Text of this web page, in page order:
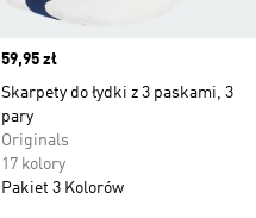
Price
59,95 zł
Skarpety do łydki z 3 paskami, 3
pary
Originals
17 kolory
Pakiet 3 Kolorów